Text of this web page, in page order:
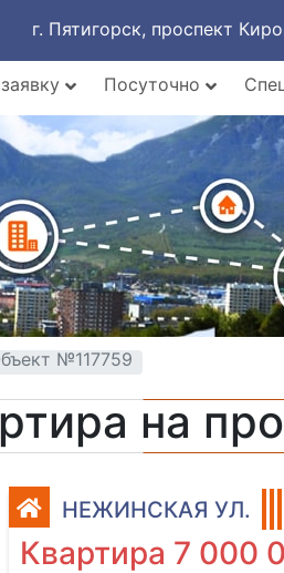
г. Пятигорск, проспект
Посуточно
№117759
на
НЕЖИНСКАЯ УЛ.
Квартира 7 000